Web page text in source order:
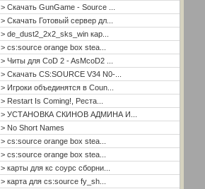
> Скачать GunGame - Source ...
> Скачать Готовый сервер дл...
> de_dust2_2x2_sks_win кар...
> cs:source orange box stea...
> Читы для CoD 2 - AsMcoD2 ...
> Скачать CS:SOURCE V34 N0-...
> Игроки объединятся в Coun...
> Restart Is Coming!, Реста...
> УСТАНОВКА СКИНОВ АДМИНА И...
> No Short Names
> cs:source orange box stea...
> cs:source orange box stea...
> карты для кс соурс сборни...
> карта для cs:source fy_sh...